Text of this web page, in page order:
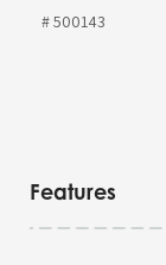
# 500143
Features